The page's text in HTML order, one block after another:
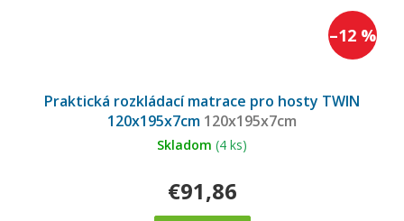
–12 %
Praktická rozkládací matrace pro hosty TWIN
120x195x7cm 120x195x7cm
produktu
je
Skladom (4 ks)
€91,86